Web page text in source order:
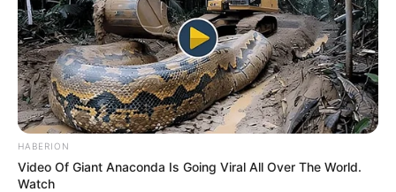
HABERION
Video Of Giant Anaconda Is Going Viral All Over The World.
Watch